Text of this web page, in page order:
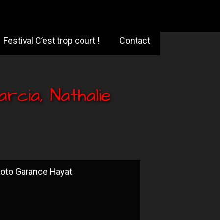
Festival C’est trop court ! Contact
Nathalie